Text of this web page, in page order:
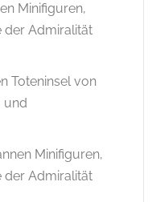
Minifiguren,
der Admiralität
Toteninsel von
und
Minifiguren,
der Admiralität